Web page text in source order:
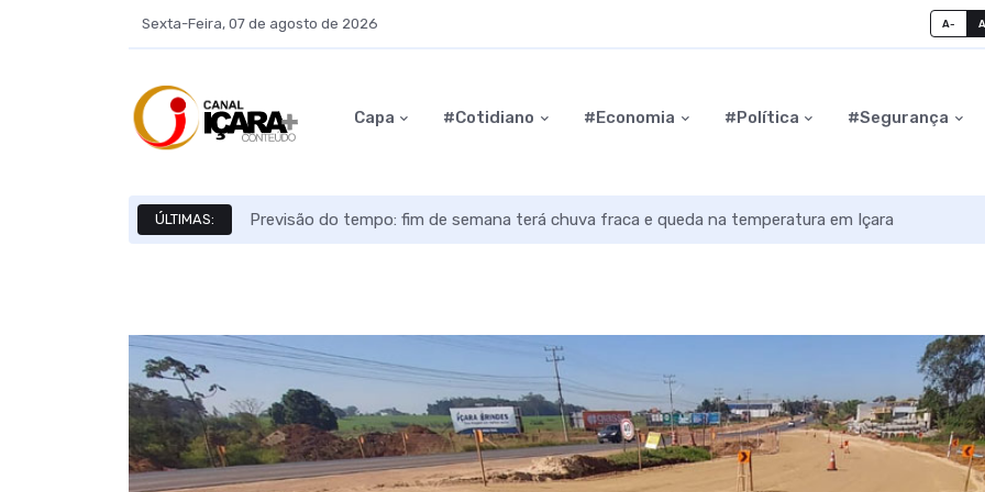
Sexta-Feira, 07 de agosto de 2026 A- A
Capa #Cotidiano #Economia #Política #Segurança
ÚLTIMAS: Previsão do tempo: fim de semana terá chuva fraca e queda na temperatura em Içara